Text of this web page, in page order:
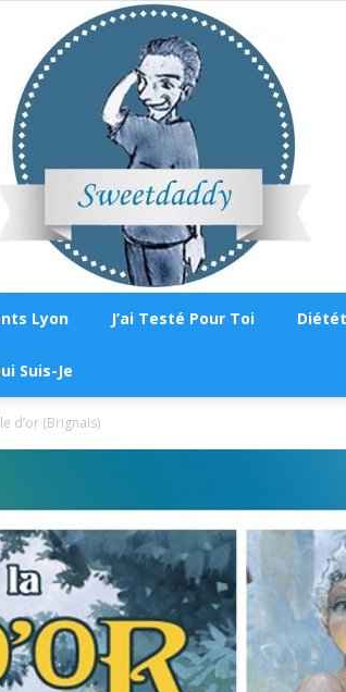
Lyon J’ai Testé Pour Toi
Suis-Je
d’or (Brignais)